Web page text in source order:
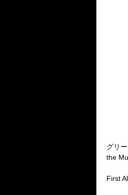
グリ
the
First